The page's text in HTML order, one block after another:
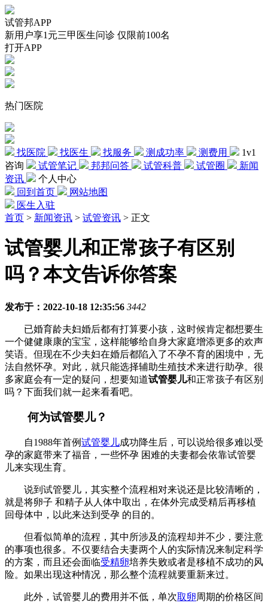
试管邦APP
新用户享1元三甲医生问诊 仅限前100名
打开APP
热门医院
找医院 找医生 找服务 测成功率 测费用
1v1
咨询
试管笔记 邦邦问答 试管科普 试管圈
新闻
资讯
个人中心
回到首页
网站地图
医生入驻
首页 > 新闻资讯 > 试管资讯 > 正文
试管婴儿和正常孩子有区别
吗？本文告诉你答案
发布于：2022-10-18 12:35:56 3442
已婚育龄夫妇婚后都有打算要小孩，这时候肯定都想要生
一个健健康康的宝宝，这样能够给自身大家庭增添更多的欢声
笑语。但现在不少夫妇在婚后都陷入了不孕不育的困境中，无
法自然怀孕。对此，就只能选择辅助生殖技术来进行助孕。很
多家庭会有一定的疑问，想要知道试管婴儿和正常孩子有区别
吗？下面我们就一起来看看吧。
何为试管婴儿？
自1988年首例试管婴儿成功降生后，可以说给很多难以受
孕的家庭带来了福音，一些怀孕 困难的夫妻都会依靠试管婴
儿来实现生育。
说到试管婴儿，其实整个流程相对来说还是比较清晰的，
就是将卵子 和精子从人体中取出，在体外完成受精后再移植
回母体中，以此来达到受孕 的目的。
但看似简单的流程，其中所涉及的流程却并不少，要注意
的事项也很多。不仅要结合夫妻两个人的实际情况来制定科学
的方案，而且还会面临受精卵培养失败或者是移植不成功的风
险。如果出现这种情况，那么整个流程就要重新来过。
此外，试管婴儿的费用并不低，单次取卵周期的价格区间